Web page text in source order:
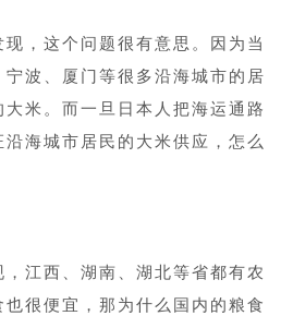
，这个问题很有意思。因为当
波、厦门等很多沿海城市的居
米。而一旦日本人把海运通路
海城市居民的大米供应，怎么
江西、湖南、湖北等省都有农
很便宜，那为什么国内的粮食